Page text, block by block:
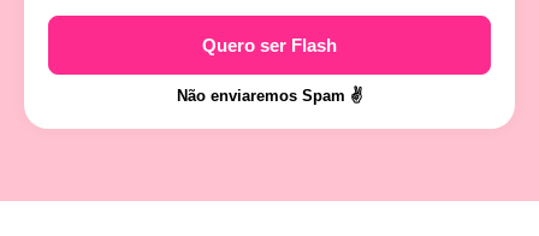
Não enviaremos Spam ✌️